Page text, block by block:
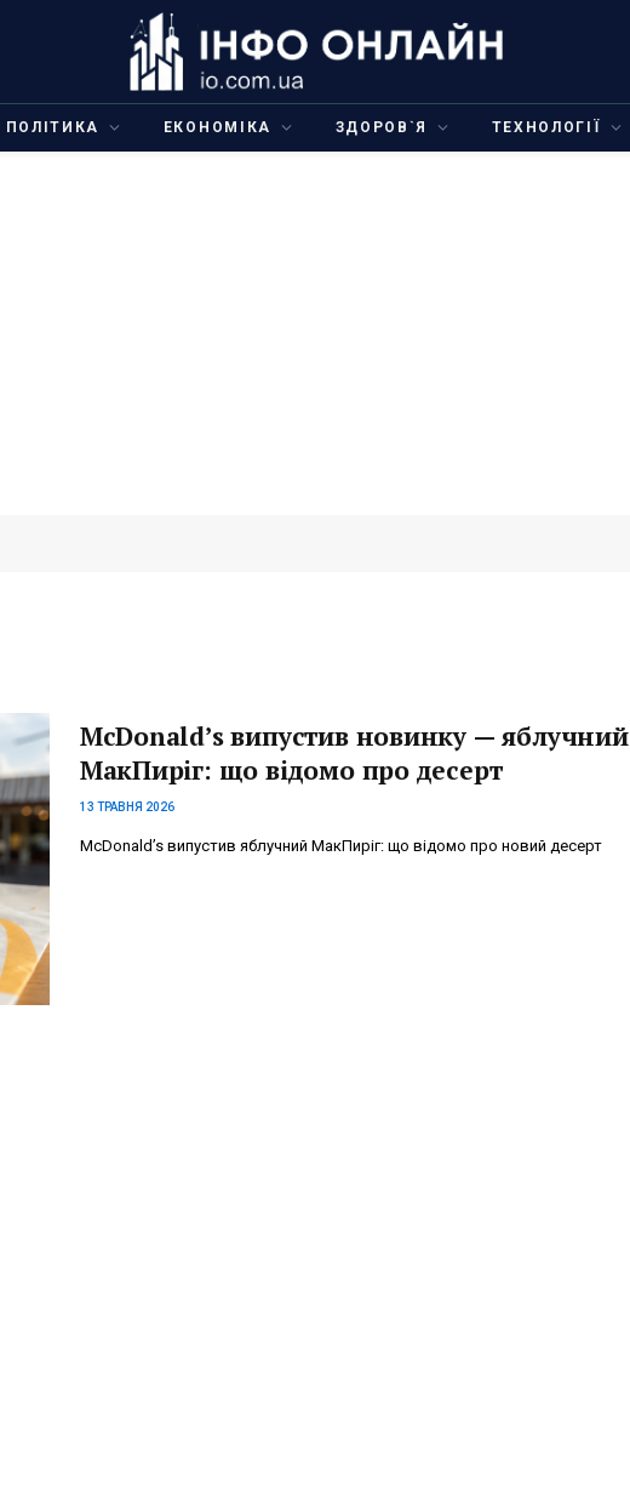
ПОЛІТИКА ЕКОНОМІКА ЗДОРОВ`Я ТЕХНОЛОГІЇ
McDonald’s випустив новинку — яблучний
МакПиріг: що відомо про десерт
13 ТРАВНЯ 2026
McDonald’s випустив яблучний МакПиріг: що відомо про новий десерт